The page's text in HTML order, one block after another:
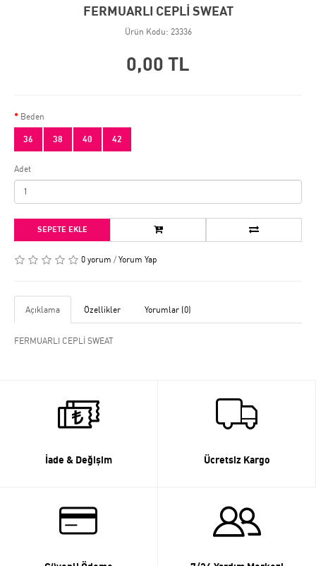
FERMUARLI CEPLİ SWEAT
Ürün Kodu: 23336
0,00 TL
Beden
36 38 40 42
Adet
SEPETE EKLE
0 yorum / Yorum Yap
Açıklama Özellikler Yorumlar (0)
FERMUARLI CEPLİ SWEAT
İade & Değişim Ücretsiz Kargo